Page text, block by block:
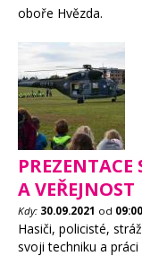
oboře Hvězda.
PREZENTACE
A VEŘEJNOST
Kdy: 30.09.2021 od 09:00
Hasiči, policisté,
svoji techniku a práci